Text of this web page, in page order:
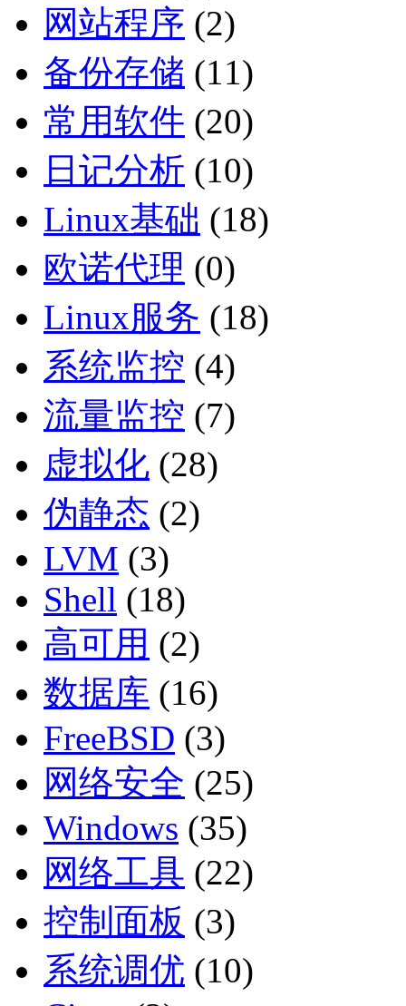
网站程序 (2)
备份存储 (11)
常用软件 (20)
日记分析 (10)
Linux基础 (18)
欧诺代理 (0)
Linux服务 (18)
系统监控 (4)
流量监控 (7)
虚拟化 (28)
伪静态 (2)
LVM (3)
Shell (18)
高可用 (2)
数据库 (16)
FreeBSD (3)
网络安全 (25)
Windows (35)
网络工具 (22)
控制面板 (3)
系统调优 (10)